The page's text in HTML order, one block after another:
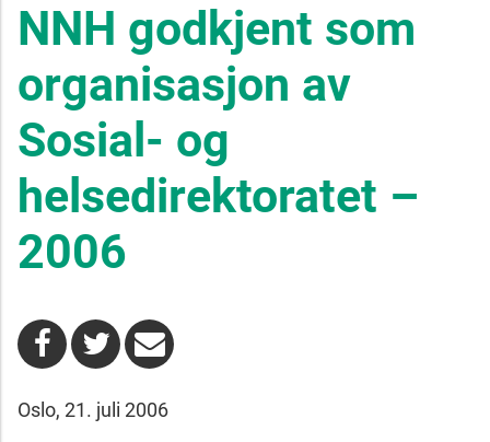
NNH godkjent som
organisasjon av
Sosial- og
helsedirektoratet –
2006
Oslo, 21. juli 2006